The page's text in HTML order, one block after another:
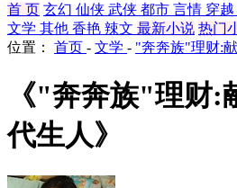
首 页 玄幻 仙侠 武侠 都市 言情 穿越
文学 其他 香艳 辣文 最新小说 热门
位置： 首页 - 文学 - "奔奔族"理财:
《"奔奔族"理财:
代生人》